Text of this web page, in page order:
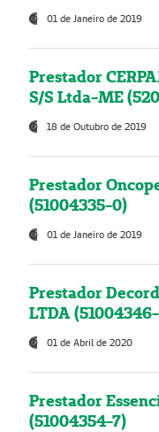
01 de Janeiro de 2019
Prestador
S/S Ltda-ME
18 de Outubro de 2019
Prestador
(51004335-0)
01 de Janeiro de 2019
Prestador
LTDA
01 de Abril de 2020
Prestador
(51004354-7)